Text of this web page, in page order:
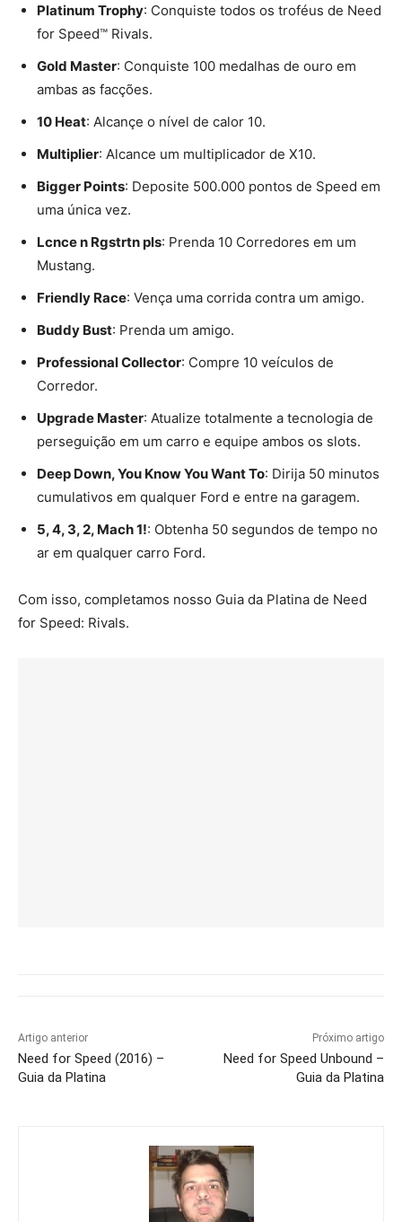
Platinum Trophy: Conquiste todos os troféus de Need
for Speed™ Rivals.
Gold Master: Conquiste 100 medalhas de ouro em
ambas as facções.
10 Heat: Alcançe o nível de calor 10.
Multiplier: Alcance um multiplicador de X10.
Bigger Points: Deposite 500.000 pontos de Speed em
uma única vez.
Lcnce n Rgstrtn pls: Prenda 10 Corredores em um
Mustang.
Friendly Race: Vença uma corrida contra um amigo.
Buddy Bust: Prenda um amigo.
Professional Collector: Compre 10 veículos de
Corredor.
Upgrade Master: Atualize totalmente a tecnologia de
perseguição em um carro e equipe ambos os slots.
Deep Down, You Know You Want To: Dirija 50 minutos
cumulativos em qualquer Ford e entre na garagem.
5, 4, 3, 2, Mach 1!: Obtenha 50 segundos de tempo no
ar em qualquer carro Ford.
Com isso, completamos nosso Guia da Platina de Need
for Speed: Rivals.
Artigo anterior
Need for Speed (2016) –
Guia da Platina
Próximo artigo
Need for Speed Unbound –
Guia da Platina